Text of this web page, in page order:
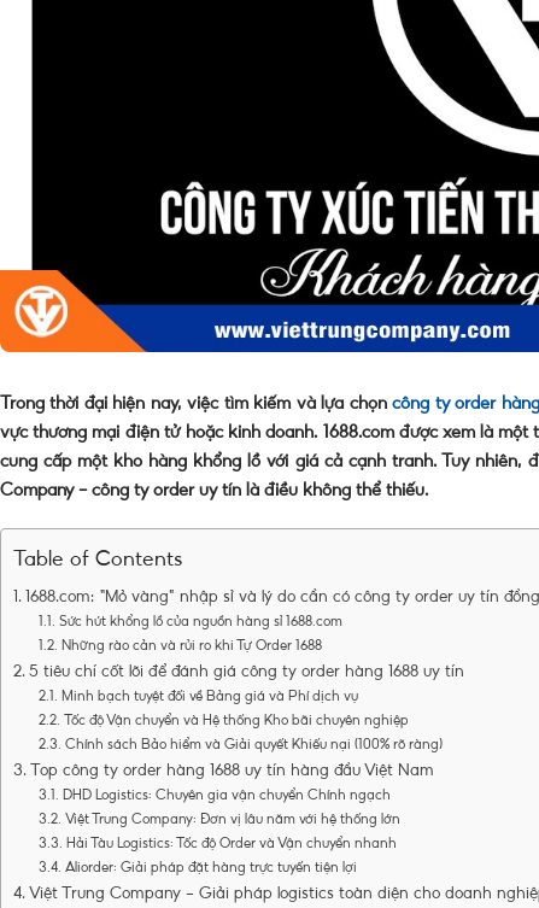
Trong thời đại hiện nay, việc tìm kiếm và lựa chọn công ty order
vực thương mại điện tử hoặc kinh doanh. 1688.com được xem là
cung cấp một kho hàng khổng lồ với giá cả cạnh tranh. Tuy
Company – công ty order uy tín là điều không thể thiếu.
Table of Contents
1688.com: “Mỏ vàng” nhập sỉ và lý do cần có công ty order uy tín
Sức hút khổng lồ của nguồn hàng sỉ 1688.com
Những rào cản và rủi ro khi Tự Order 1688
5 tiêu chí cốt lõi để đánh giá công ty order hàng 1688 uy tín
Minh bạch tuyệt đối về Bảng giá và Phí dịch vụ
Tốc độ Vận chuyển và Hệ thống Kho bãi chuyên nghiệp
Chính sách Bảo hiểm và Giải quyết Khiếu nại (100% rõ ràng)
Top công ty order hàng 1688 uy tín hàng đầu Việt Nam
DHD Logistics: Chuyên gia vận chuyển Chính ngạch
Việt Trung Company: Đơn vị lâu năm với hệ thống lớn
Hải Tàu Logistics: Tốc độ Order và Vận chuyển nhanh
Aliorder: Giải pháp đặt hàng trực tuyến tiện lợi
Việt Trung Company – Giải pháp logistics toàn diện cho doanh